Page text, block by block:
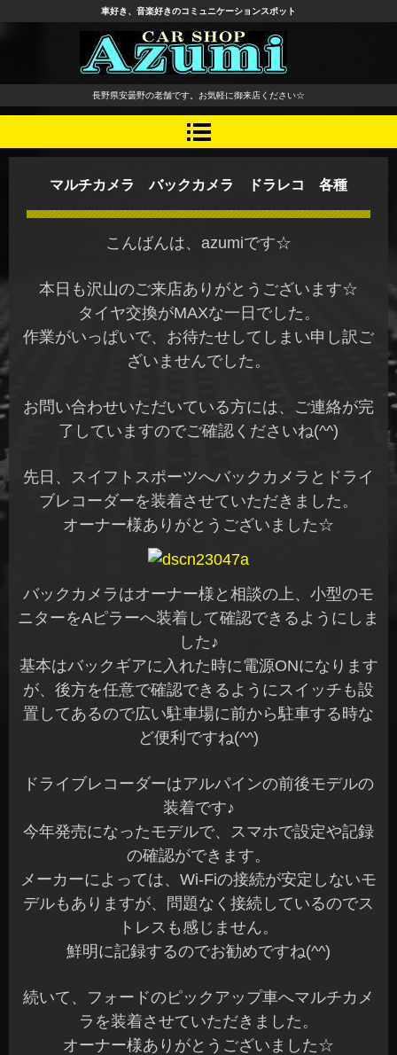
長野県 安曇野市 タイヤ ホ
イール デッドニング カーオ
ーディオ レカロシート
車好き、音楽好きのコミュニケーションスポット
長野県安曇野の老舗です。お気軽に御来店ください☆
マルチカメラ バックカメラ ドラレコ 各種
こんばんは、azumiです☆
本日も沢山のご来店ありがとうございます☆
タイヤ交換がMAXな一日でした。
作業がいっぱいで、お待たせしてしまい申し訳ご
ざいませんでした。
お問い合わせいただいている方には、ご連絡が完
了していますのでご確認くださいね(^^)
先日、スイフトスポーツへバックカメラとドライ
ブレコーダーを装着させていただきました。
オーナー様ありがとうございました☆
バックカメラはオーナー様と相談の上、小型のモ
ニターをAピラーへ装着して確認できるようにしま
した♪
基本はバックギアに入れた時に電源ONになります
が、後方を任意で確認できるようにスイッチも設
置してあるので広い駐車場に前から駐車する時な
ど便利ですね(^^)
ドライブレコーダーはアルパインの前後モデルの
装着です♪
今年発売になったモデルで、スマホで設定や記録
の確認ができます。
メーカーによっては、Wi-Fiの接続が安定しないモ
デルもありますが、問題なく接続しているのでス
トレスも感じません。
鮮明に記録するのでお勧めですね(^^)
続いて、フォードのピックアップ車へマルチカメ
ラを装着させていただきました。
オーナー様ありがとうございました☆